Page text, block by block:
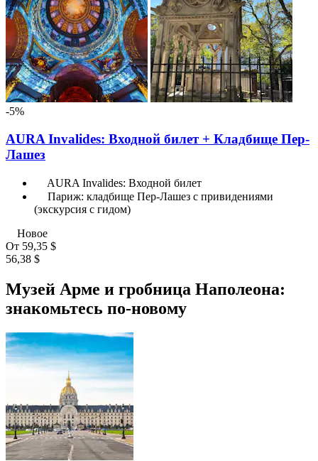
-5%
AURA Invalides: Входной билет + Кладбище Пер-
Лашез
AURA Invalides: Входной билет
Париж: кладбище Пер-Лашез с привидениями
(экскурсия с гидом)
Новое
От 59,35 $
56,38 $
Музей Арме и гробница Наполеона:
знакомьтесь по-новому